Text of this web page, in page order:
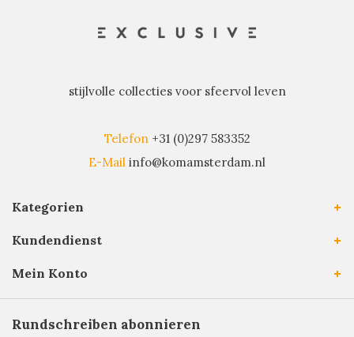
stijlvolle collecties voor sfeervol leven
Telefon +31 (0)297 583352
E-Mail info@komamsterdam.nl
Kategorien
Kundendienst
Mein Konto
Rundschreiben abonnieren